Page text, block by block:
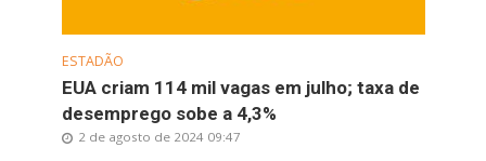
ESTADÃO
EUA criam 114 mil vagas em julho; taxa de
desemprego sobe a 4,3%
2 de agosto de 2024 09:47